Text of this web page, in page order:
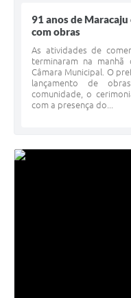
91 anos de
com obras
As atividades de
terminaram na
Câmara Municipal. O
lançamento de
comunidade, o
com a presença do...